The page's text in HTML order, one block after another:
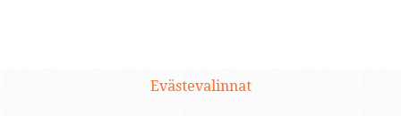
Evästevalinnat